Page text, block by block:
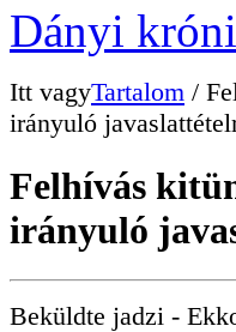
Dányi
Itt vagyTartalom /
irányuló
Felhívás
irányuló
Beküldte jadzi -